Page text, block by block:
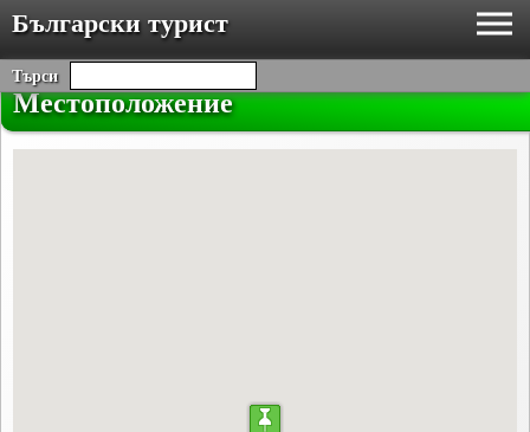
Български турист
Търси
Местоположение